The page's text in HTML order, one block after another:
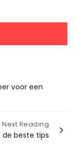
voor een
Next Reading
de beste tips